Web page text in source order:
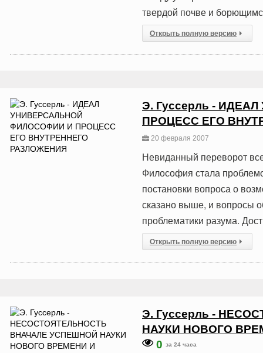
твердой почве и
Открыть полную версию
Э. Гуссерль -
ПРОЦЕСС ЕГО
20 февраля 2007
Невиданный переворот
Философия стала
постановки вопроса о
сказано выше, и вопросы
проблематики разума.
Открыть полную версию
Э. Гуссерль -
НАУКИ НОВОГО
0 за 24 часа